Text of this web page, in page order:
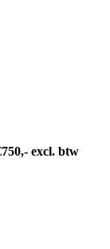
excl. btw